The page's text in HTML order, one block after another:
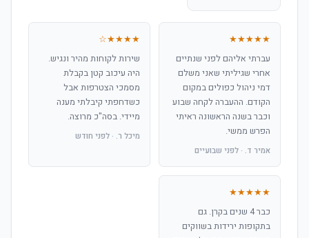
★★★★★
עברתי אליהם לפני שנתיים
אחרי שגיליתי שאני משלם
דמי ניהול כפולים במקום
הקודם. ההעברה לקחה שבוע
וכבר בשנה הראשונה ראיתי
הפרש ממשי.
אמיר ד. · לפני שבועיים
★★★★☆
שירות לקוחות מהיר ונגיש.
היה עיכוב קטן בקבלת
מסמכי הצטרפות אבל
כשדחפתי קיבלתי מענה
מיידי. בסה"כ מרוצה.
מיכל ר. · לפני חודש
★★★★★
כבר 4 שנים בקרן. גם
בתקופות ירידות בשווקים